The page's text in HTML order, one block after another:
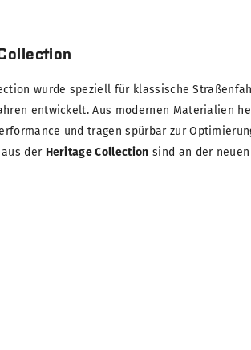
wurde speziell für klassische
entwickelt. Aus modernen Materialien
und tragen spürbar zur
der Heritage Collection sind an der